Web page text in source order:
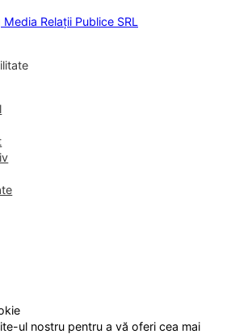
Media Relații Publice SRL
ul nostru pentru a vă oferi cea mai